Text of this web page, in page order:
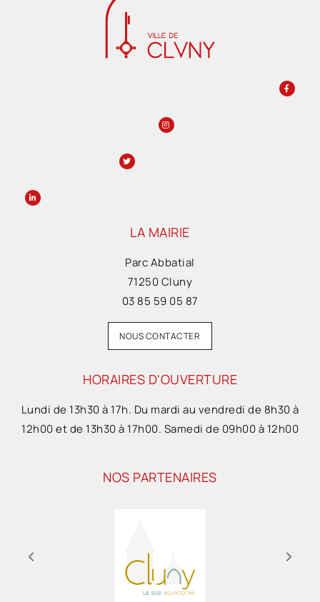
LA MAIRIE
Parc Abbatial
71250 Cluny
03 85 59 05 87
NOUS CONTACTER
HORAIRES D'OUVERTURE
Lundi de 13h30 à 17h. Du mardi au vendredi de 8h30 à
12h00 et de 13h30 à 17h00. Samedi de 09h00 à 12h00
NOS PARTENAIRES